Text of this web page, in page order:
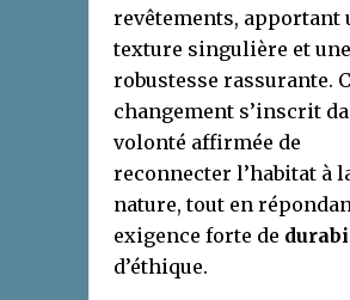
revêtements, apportant
texture singulière et une
robustesse rassurante.
changement s’inscrit
volonté affirmée de
reconnecter l’habitat à
nature, tout en
exigence forte de
d’éthique.